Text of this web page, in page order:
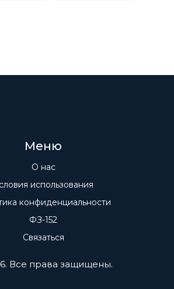
Меню
О нас
использования
конфиденциальности
ФЗ-152
Связаться
Все права защищены.